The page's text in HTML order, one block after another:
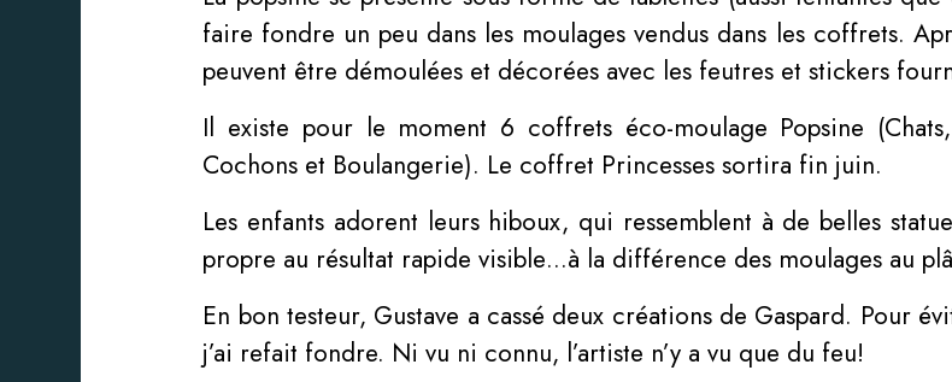
faire fondre un peu dans les moulages vendus dans les coffrets.
peuvent être démoulées et décorées avec les feutres et stickers
Il existe pour le moment 6 coffrets éco-moulage Popsine
Cochons et Boulangerie). Le coffret Princesses sortira fin juin.
Les enfants adorent leurs hiboux, qui ressemblent à de belles
propre au résultat rapide visible…à la différence des moulages au
En bon testeur, Gustave a cassé deux créations de Gaspard. Pour
j’ai refait fondre. Ni vu ni connu, l’artiste n’y a vu que du feu!